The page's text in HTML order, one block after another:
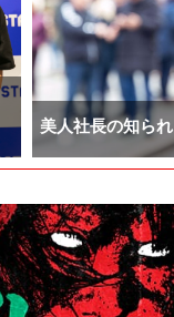
美人社長の知ら